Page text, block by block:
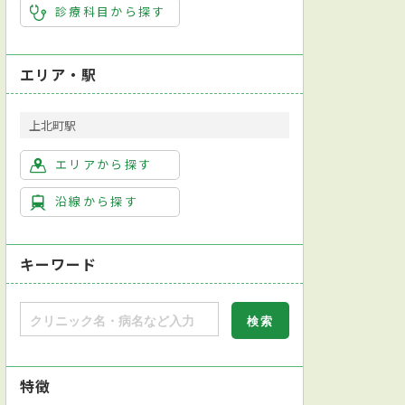
診療科目から探す
エリア・駅
上北町駅
エリアから探す
沿線から探す
キーワード
特徴